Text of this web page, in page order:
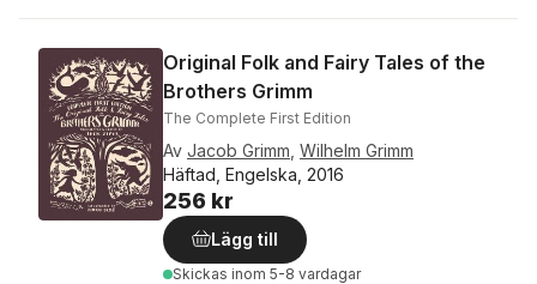
Original Folk and Fairy Tales of the
Brothers Grimm
The Complete First Edition
Av Jacob Grimm Wilhelm Grimm
Häftad, Engelska, 2016
256 kr
Lägg till
Skickas inom 5-8 vardagar